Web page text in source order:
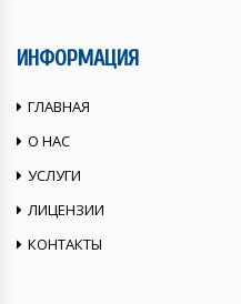
ИНФОРМАЦИЯ
ГЛАВНАЯ
О НАС
УСЛУГИ
ЛИЦЕНЗИИ
КОНТАКТЫ